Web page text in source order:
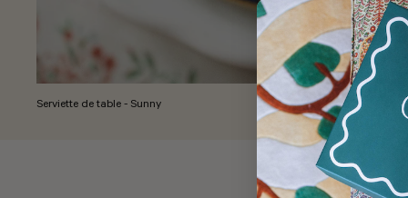
Serviette de table - Sunny